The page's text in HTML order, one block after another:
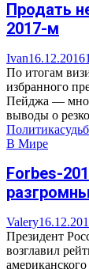
Продать
2017-м
Ivan16.12.2016
По итогам
избранного
Пейджа —
выводы о
Политика
В Мире
Forbes-
Valery
Президент
возглавил